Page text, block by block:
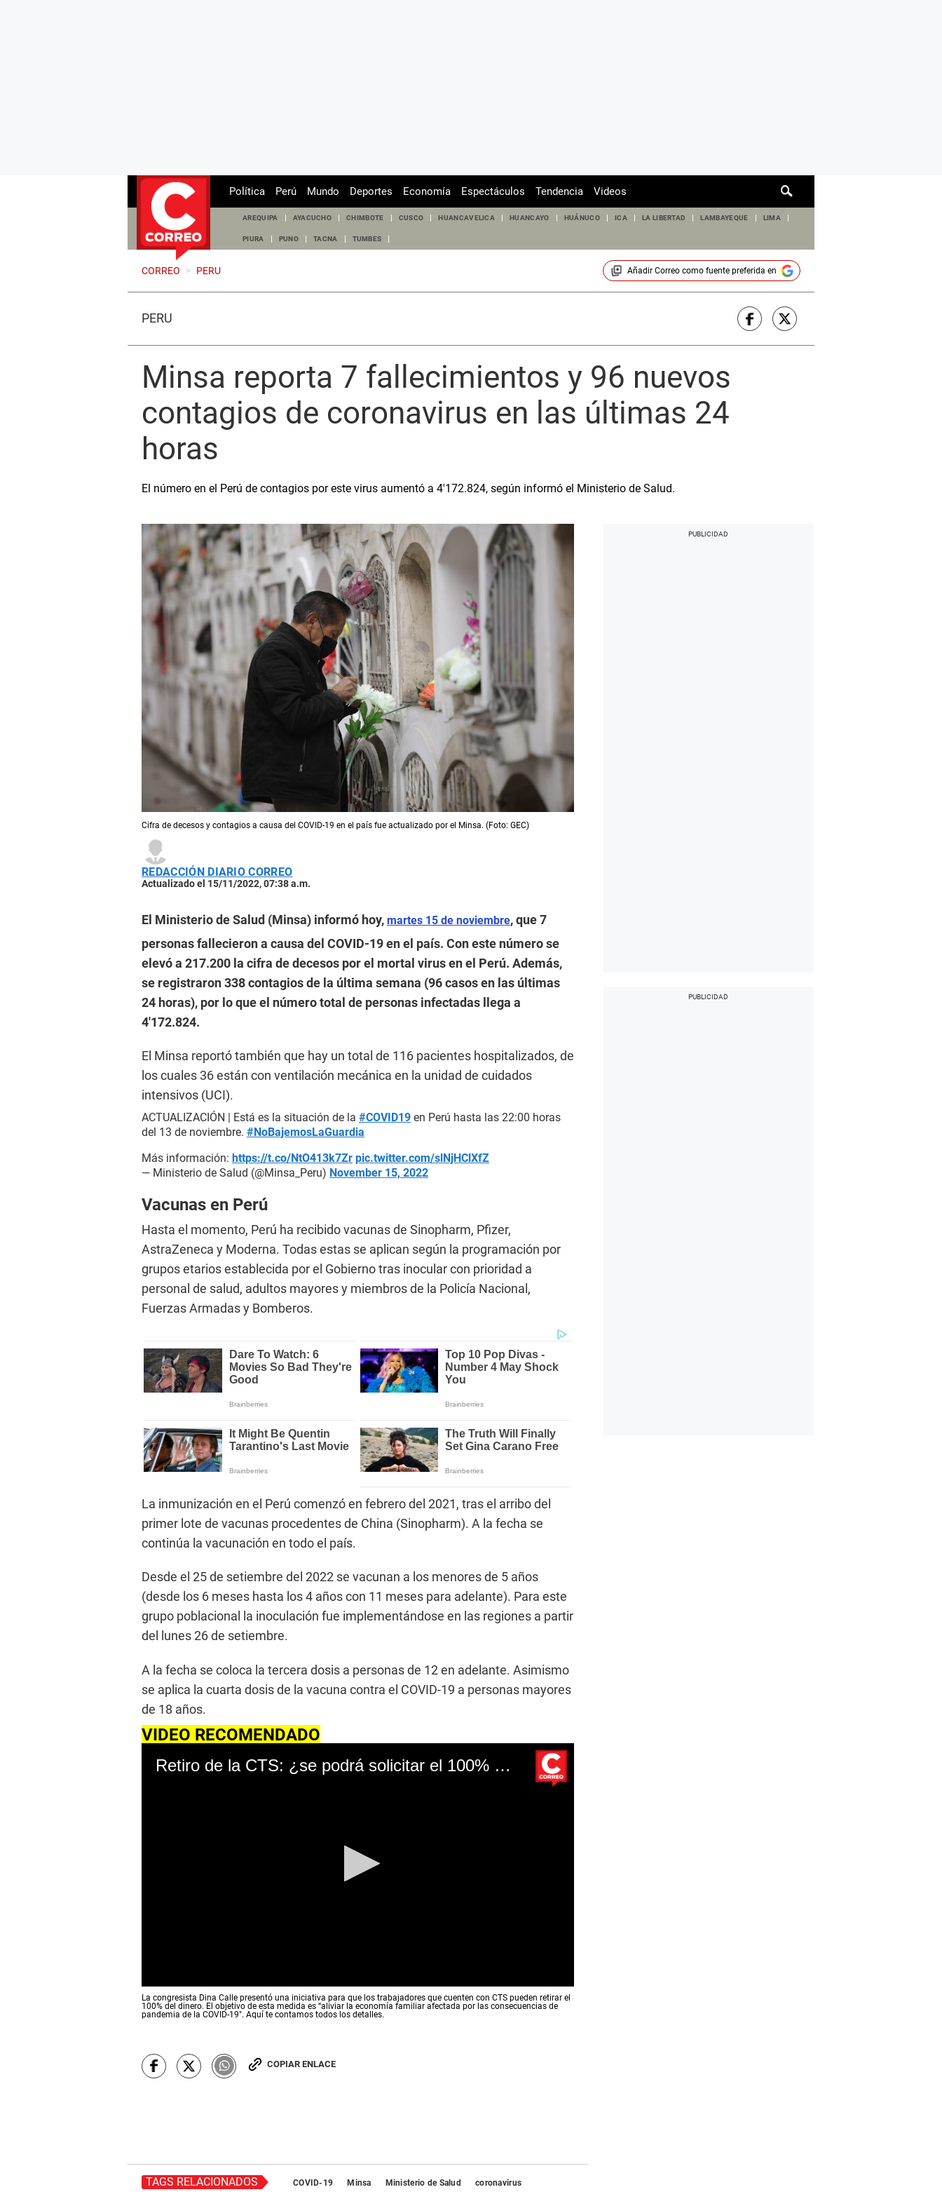
de
Política Perú Mundo Deportes Economía Espectáculos Tendencia Videos
AREQUIPA AYACUCHO CHIMBOTE CUSCO HUANCAVELICA HUANCAYO HUÁNUCO ICA LA LIBERTAD LAMBAYEQUE LIMA
PIURA PUNO TACNA TUMBES
CORREO > PERU Añadir Correocomo fuente preferida en
PERÚ
Minsa reporta 7 fallecimientos y 96 nuevos
contagios de coronavirus en las últimas 24
horas
El número en el Perú de contagios por este virus aumentó a 4′172.824, según informó el Ministerio de Salud.
Cifra de decesos y contagios a causa del COVID-19 en el país fue actualizado por el Minsa. (Foto: GEC)
REDACCIÓN DIARIO CORREO
Actualizado el 15/11/2022, 07:38 a.m.
El Ministerio de Salud (Minsa) informó hoy, martes 15 de noviembre, que 7
personas fallecieron a causa del COVID-19 en el país. Con este número se
elevó a 217.200 la cifra de decesos por el mortal virus en el Perú. Además,
se registraron 338 contagios de la última semana (96 casos en las últimas
24 horas), por lo que el número total de personas infectadas llega a
4′172.824.
El Minsa reportó también que hay un total de 116 pacientes hospitalizados, de
los cuales 36 están con ventilación mecánica en la unidad de cuidados
intensivos (UCI).
ACTUALIZACIÓN | Está es la situación de la #COVID19 en Perú hasta las 22:00 horas
del 13 de noviembre. #NoBajemosLaGuardia
Más información: https://t.co/NtO413k7Zr pic.twitter.com/slNjHClXfZ
— Ministerio de Salud (@Minsa_Peru) November 15, 2022
Vacunas en Perú
Hasta el momento, Perú ha recibido vacunas de Sinopharm, Pfizer,
AstraZeneca y Moderna. Todas estas se aplican según la programación por
grupos etarios establecida por el Gobierno tras inocular con prioridad a
personal de salud, adultos mayores y miembros de la Policía Nacional,
Fuerzas Armadas y Bomberos.
La inmunización en el Perú comenzó en febrero del 2021, tras el arribo del
primer lote de vacunas procedentes de China (Sinopharm). A la fecha se
continúa la vacunación en todo el país.
Desde el 25 de setiembre del 2022 se vacunan a los menores de 5 años
(desde los 6 meses hasta los 4 años con 11 meses para adelante). Para este
grupo poblacional la inoculación fue implementándose en las regiones a partir
del lunes 26 de setiembre.
A la fecha se coloca la tercera dosis a personas de 12 en adelante. Asimismo
se aplica la cuarta dosis de la vacuna contra el COVID-19 a personas mayores
de 18 años.
VIDEO RECOMENDADO
Retiro de la CTS: ¿se podrá solicitar el 100% del dinero este 2022?
s
e
d
s
s
V
La congresista Dina Calle presentó una iniciativa para que los trabajadores que cuenten con CTS pueden retirar el
100% del dinero. El objetivo de esta medida es “aliviar la economía familiar afectada por las consecuencias de
pandemia de la COVID-19". Aquí te contamos todos los detalles.
COPIAR ENLACE
TAGS RELACIONADOS COVID-19 Minsa Ministerio de Salud coronavirus